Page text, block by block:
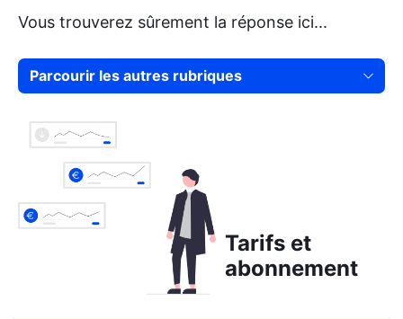
Vous trouverez sûrement la réponse ici...
Tarifs et
abonnement
Parcourir les autres rubriques